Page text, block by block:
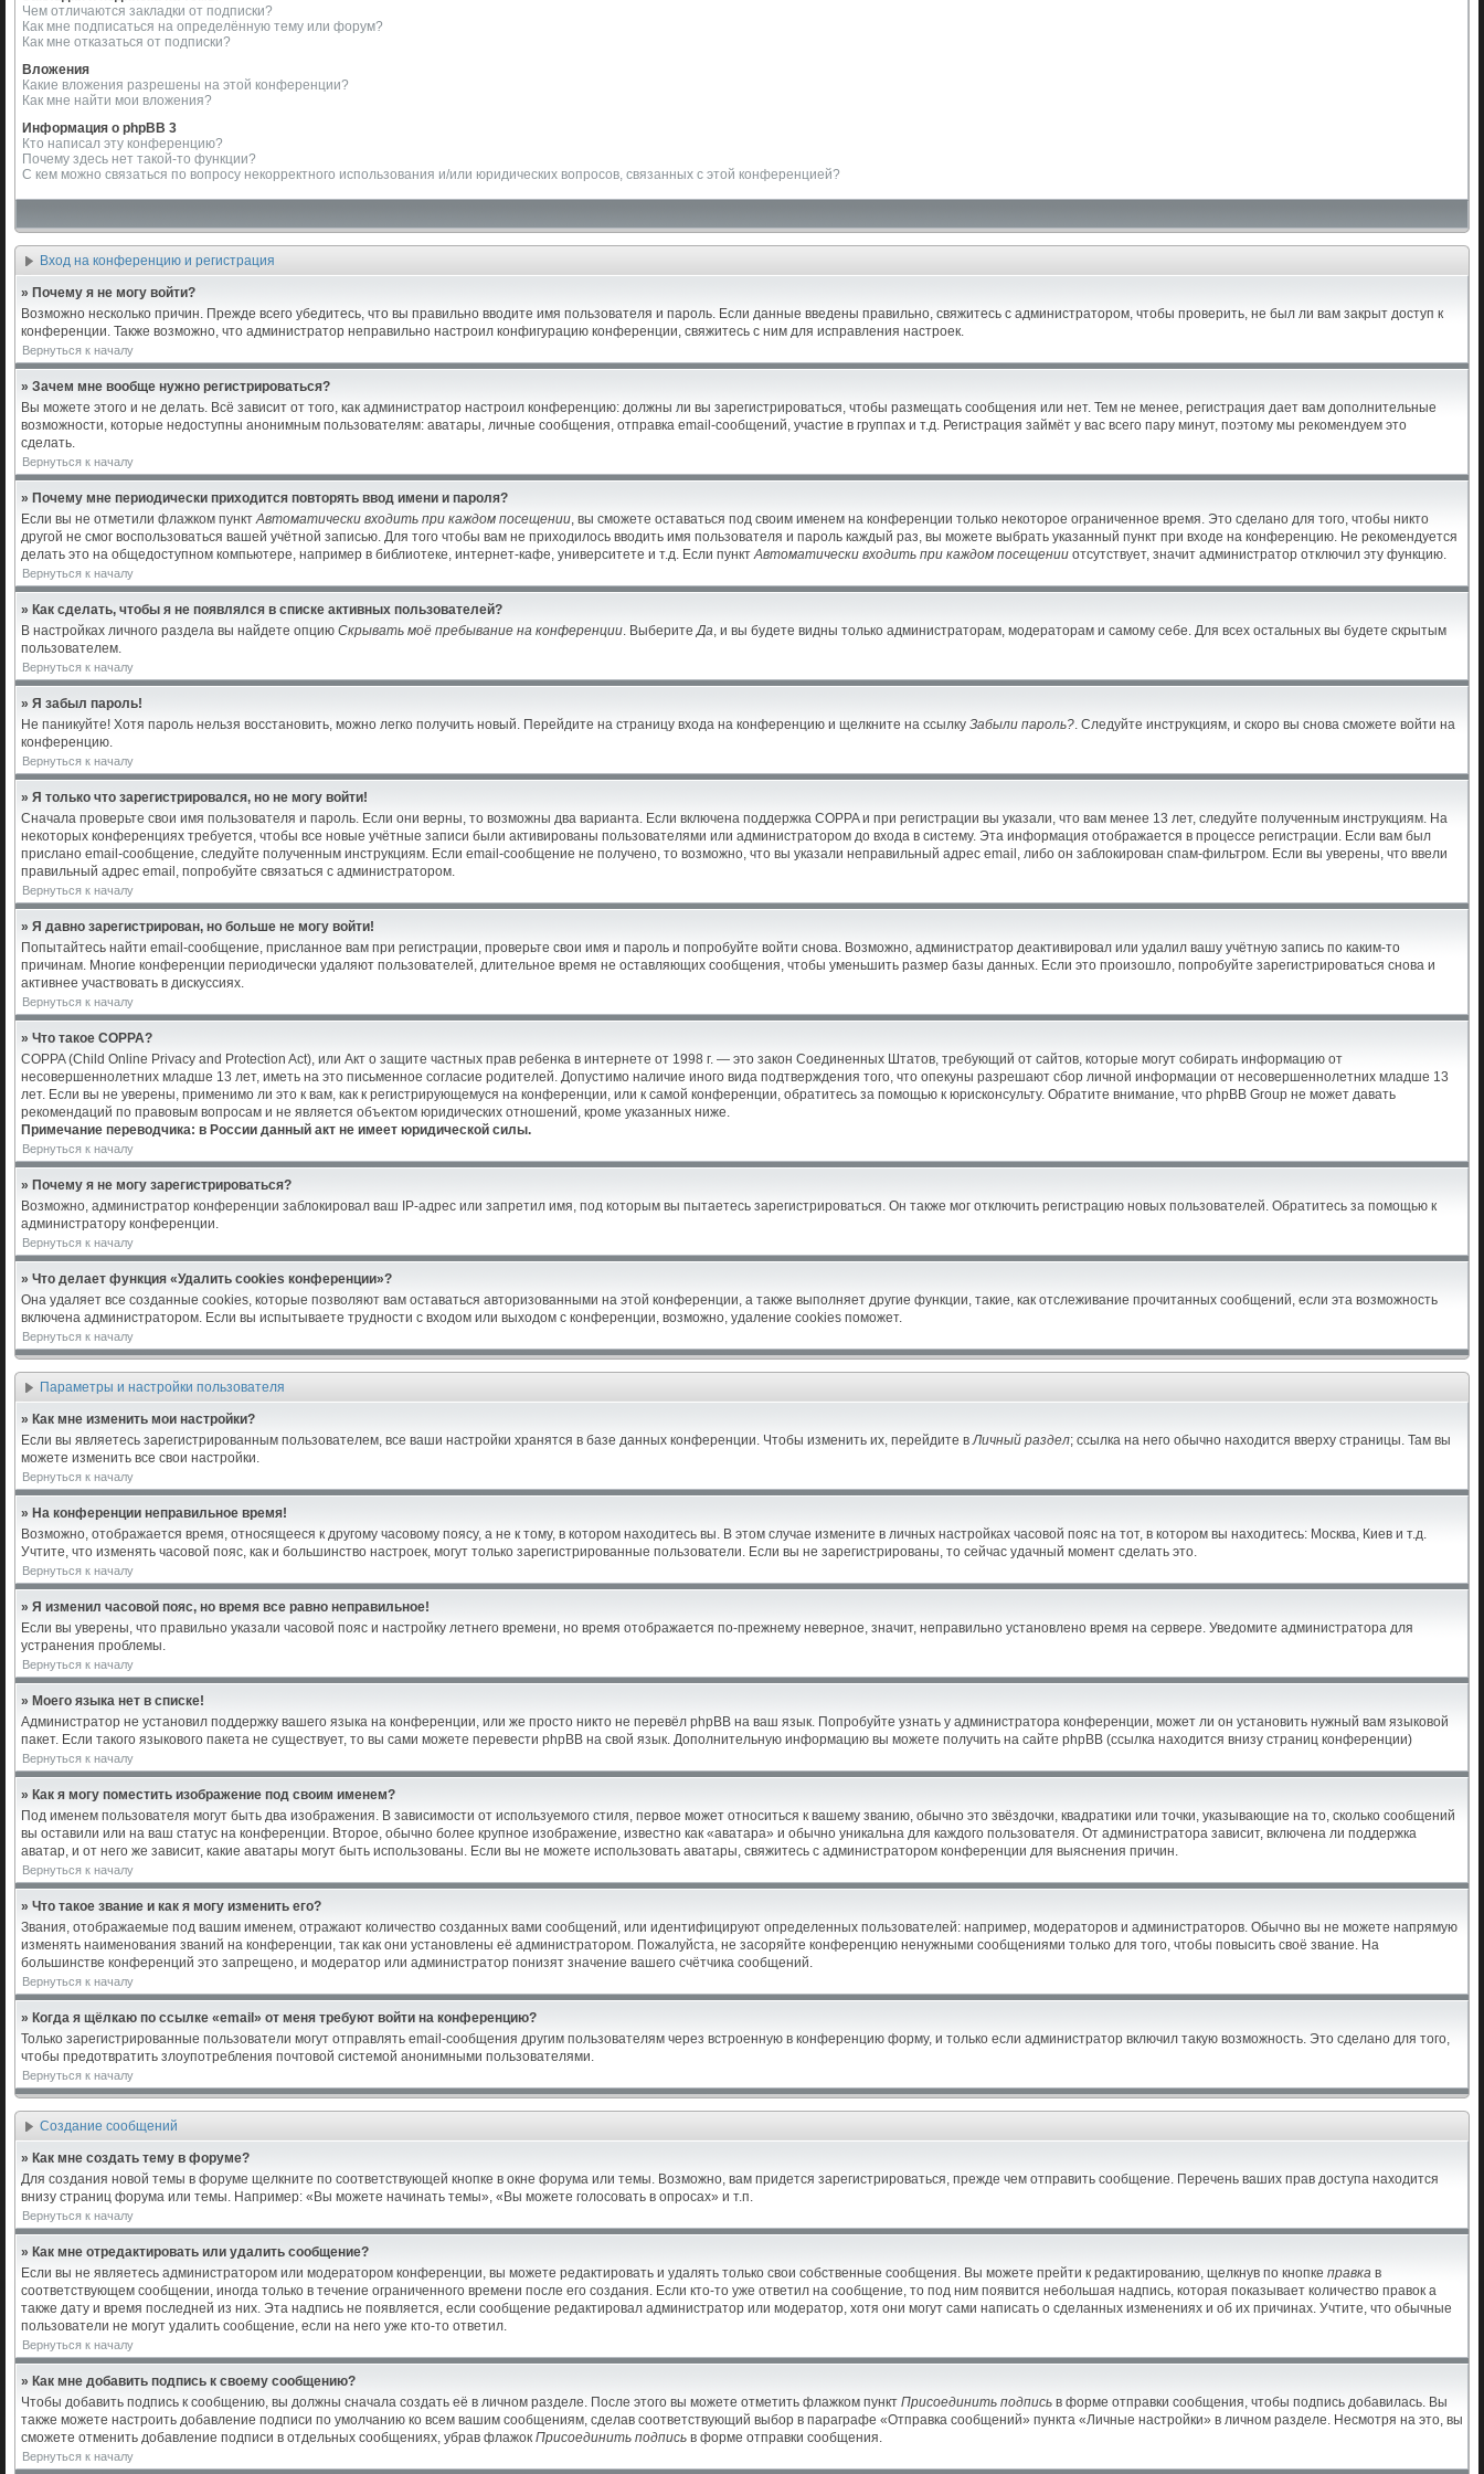
Чем отличаются закладки от подписки?
Как мне подписаться на определённую тему или форум?
Как мне отказаться от подписки?
Вложения
Какие вложения разрешены на этой конференции?
Как мне найти мои вложения?
Информация о phpBB 3
Кто написал эту конференцию?
Почему здесь нет такой-то функции?
С кем можно связаться по вопросу некорректного использования и/или юридических вопросов, связанных с этой конференцией?
Вход на конференцию и регистрация
» Почему я не могу войти?
Возможно несколько причин. Прежде всего убедитесь, что вы правильно вводите имя пользователя и пароль. Если данные введены правильно, свяжитесь с администратором, чтобы проверить, не был ли вам закрыт доступ к
конференции. Также возможно, что администратор неправильно настроил конфигурацию конференции, свяжитесь с ним для исправления настроек.
Вернуться к началу
» Зачем мне вообще нужно регистрироваться?
Вы можете этого и не делать. Всё зависит от того, как администратор настроил конференцию: должны ли вы зарегистрироваться, чтобы размещать сообщения или нет. Тем не менее, регистрация дает вам дополнительные
возможности, которые недоступны анонимным пользователям: аватары, личные сообщения, отправка email-сообщений, участие в группах и т.д. Регистрация займёт у вас всего пару минут, поэтому мы рекомендуем это
сделать.
Вернуться к началу
» Почему мне периодически приходится повторять ввод имени и пароля?
Если вы не отметили флажком пунктАвтоматически входить при каждом посещении, вы сможете оставаться под своим именем на конференции только некоторое ограниченное время. Это сделано для того, чтобы никто
другой не смог воспользоваться вашей учётной записью. Для того чтобы вам не приходилось вводить имя пользователя и пароль каждый раз, вы можете выбрать указанный пункт при входе на конференцию. Не рекомендуется
делать это на общедоступном компьютере, например в библиотеке, интернет-кафе, университете и т.д. Если пунктАвтоматически входить при каждом посещении отсутствует, значит администратор отключил эту функцию.
Вернуться к началу
» Как сделать, чтобы я не появлялся в списке активных пользователей?
В настройках личного раздела вы найдете опцию Скрывать моё пребывание на конференции. ВыберитеДа, и вы будете видны только администраторам, модераторам и самому себе. Для всех остальных вы будете скрытым
пользователем.
Вернуться к началу
» Я забыл пароль!
Не паникуйте! Хотя пароль нельзя восстановить, можно легко получить новый. Перейдите на страницу входа на конференцию и щелкните на ссылку Забыли пароль?. Следуйте инструкциям, и скоро вы снова сможете войти на
конференцию.
Вернуться к началу
» Я только что зарегистрировался, но не могу войти!
Сначала проверьте свои имя пользователя и пароль. Если они верны, то возможны два варианта. Если включена поддержка COPPA и при регистрации вы указали, что вам менее 13 лет, следуйте полученным инструкциям. На
некоторых конференциях требуется, чтобы все новые учётные записи были активированы пользователями или администратором до входа в систему. Эта информация отображается в процессе регистрации. Если вам был
прислано email-сообщение, следуйте полученным инструкциям. Если email-сообщение не получено, то возможно, что вы указали неправильный адрес email, либо он заблокирован спам-фильтром. Если вы уверены, что ввели
правильный адрес email, попробуйте связаться с администратором.
Вернуться к началу
» Я давно зарегистрирован, но больше не могу войти!
Попытайтесь найти email-сообщение, присланное вам при регистрации, проверьте свои имя и пароль и попробуйте войти снова. Возможно, администратор деактивировал или удалил вашу учётную запись по каким-то
причинам. Многие конференции периодически удаляют пользователей, длительное время не оставляющих сообщения, чтобы уменьшить размер базы данных. Если это произошло, попробуйте зарегистрироваться снова и
активнее участвовать в дискуссиях.
Вернуться к началу
» Что такое COPPA?
COPPA (Child Online Privacy and Protection Act), или Акт о защите частных прав ребенка в интернете от 1998 г. — это закон Соединенных Штатов, требующий от сайтов, которые могут собирать информацию от
несовершеннолетних младше 13 лет, иметь на это письменное согласие родителей. Допустимо наличие иного вида подтверждения того, что опекуны разрешают сбор личной информации от несовершеннолетних младше 13
лет. Если вы не уверены, применимо ли это к вам, как к регистрирующемуся на конференции, или к самой конференции, обратитесь за помощью к юрисконсульту. Обратите внимание, что phpBB Group не может давать
рекомендаций по правовым вопросам и не является объектом юридических отношений, кроме указанных ниже.
Примечание переводчика: в России данный акт не имеет юридической силы.
Вернуться к началу
» Почему я не могу зарегистрироваться?
Возможно, администратор конференции заблокировал ваш IP-адрес или запретил имя, под которым вы пытаетесь зарегистрироваться. Он также мог отключить регистрацию новых пользователей. Обратитесь за помощью к
администратору конференции.
Вернуться к началу
» Что делает функция «Удалить cookies конференции»?
Она удаляет все созданные cookies, которые позволяют вам оставаться авторизованными на этой конференции, а также выполняет другие функции, такие, как отслеживание прочитанных сообщений, если эта возможность
включена администратором. Если вы испытываете трудности с входом или выходом с конференции, возможно, удаление cookies поможет.
Вернуться к началу
Параметры и настройки пользователя
» Как мне изменить мои настройки?
Если вы являетесь зарегистрированным пользователем, все ваши настройки хранятся в базе данных конференции. Чтобы изменить их, перейдите вЛичный раздел; ссылка на него обычно находится вверху страницы. Там вы
можете изменить все свои настройки.
Вернуться к началу
» На конференции неправильное время!
Возможно, отображается время, относящееся к другому часовому поясу, а не к тому, в котором находитесь вы. В этом случае измените в личных настройках часовой пояс на тот, в котором вы находитесь: Москва, Киев и т.д.
Учтите, что изменять часовой пояс, как и большинство настроек, могут только зарегистрированные пользователи. Если вы не зарегистрированы, то сейчас удачный момент сделать это.
Вернуться к началу
» Я изменил часовой пояс, но время все равно неправильное!
Если вы уверены, что правильно указали часовой пояс и настройку летнего времени, но время отображается по-прежнему неверное, значит, неправильно установлено время на сервере. Уведомите администратора для
устранения проблемы.
Вернуться к началу
» Моего языка нет в списке!
Администратор не установил поддержку вашего языка на конференции, или же просто никто не перевёл phpBB на ваш язык. Попробуйте узнать у администратора конференции, может ли он установить нужный вам языковой
пакет. Если такого языкового пакета не существует, то вы сами можете перевести phpBB на свой язык. Дополнительную информацию вы можете получить на сайте phpBB (ссылка находится внизу страниц конференции)
Вернуться к началу
» Как я могу поместить изображение под своим именем?
Под именем пользователя могут быть два изображения. В зависимости от используемого стиля, первое может относиться к вашему званию, обычно это звёздочки, квадратики или точки, указывающие на то, сколько сообщений
вы оставили или на ваш статус на конференции. Второе, обычно более крупное изображение, известно как «аватара» и обычно уникальна для каждого пользователя. От администратора зависит, включена ли поддержка
аватар, и от него же зависит, какие аватары могут быть использованы. Если вы не можете использовать аватары, свяжитесь с администратором конференции для выяснения причин.
Вернуться к началу
» Что такое звание и как я могу изменить его?
Звания, отображаемые под вашим именем, отражают количество созданных вами сообщений, или идентифицируют определенных пользователей: например, модераторов и администраторов. Обычно вы не можете напрямую
изменять наименования званий на конференции, так как они установлены её администратором. Пожалуйста, не засоряйте конференцию ненужными сообщениями только для того, чтобы повысить своё звание. На
большинстве конференций это запрещено, и модератор или администратор понизят значение вашего счётчика сообщений.
Вернуться к началу
» Когда я щёлкаю по ссылке «email» от меня требуют войти на конференцию?
Только зарегистрированные пользователи могут отправлять email-сообщения другим пользователям через встроенную в конференцию форму, и только если администратор включил такую возможность. Это сделано для того,
чтобы предотвратить злоупотребления почтовой системой анонимными пользователями.
Вернуться к началу
Создание сообщений
» Как мне создать тему в форуме?
Для создания новой темы в форуме щелкните по соответствующей кнопке в окне форума или темы. Возможно, вам придется зарегистрироваться, прежде чем отправить сообщение. Перечень ваших прав доступа находится
внизу страниц форума или темы. Например: «Вы можете начинать темы», «Вы можете голосовать в опросах» и т.п.
Вернуться к началу
» Как мне отредактировать или удалить сообщение?
Если вы не являетесь администратором или модератором конференции, вы можете редактировать и удалять только свои собственные сообщения. Вы можете прейти к редактированию, щелкнув по кнопке правка в
соответствующем сообщении, иногда только в течение ограниченного времени после его создания. Если кто-то уже ответил на сообщение, то под ним появится небольшая надпись, которая показывает количество правок а
также дату и время последней из них. Эта надпись не появляется, если сообщение редактировал администратор или модератор, хотя они могут сами написать о сделанных изменениях и об их причинах. Учтите, что обычные
пользователи не могут удалить сообщение, если на него уже кто-то ответил.
Вернуться к началу
» Как мне добавить подпись к своему сообщению?
Чтобы добавить подпись к сообщению, вы должны сначала создать её в личном разделе. После этого вы можете отметить флажком пункт Присоединить подпись в форме отправки сообщения, чтобы подпись добавилась. Вы
также можете настроить добавление подписи по умолчанию ко всем вашим сообщениям, сделав соответствующий выбор в параграфе «Отправка сообщений» пункта «Личные настройки» в личном разделе. Несмотря на это, вы
сможете отменить добавление подписи в отдельных сообщениях, убрав флажок Присоединить подпись в форме отправки сообщения.
Вернуться к началу